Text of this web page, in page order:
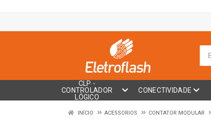
CLP -
CONTROLADOR
LÓGICO
CONECTIVIDADE
INÍCIO ACESSORIOS CONTATOR MODULAR